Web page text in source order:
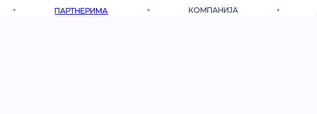
ПАРТНЕРИМА КОМПАНИЈА